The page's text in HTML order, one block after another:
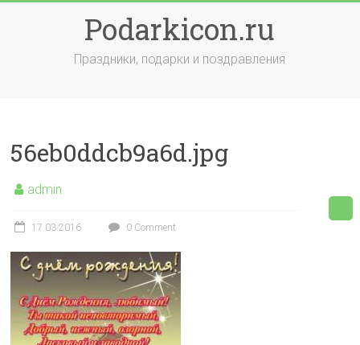
Podarkicon.ru
Праздники, подарки и поздравления
56eb0ddcb9a6d.jpg
admin
17.03.2016 0 Comment